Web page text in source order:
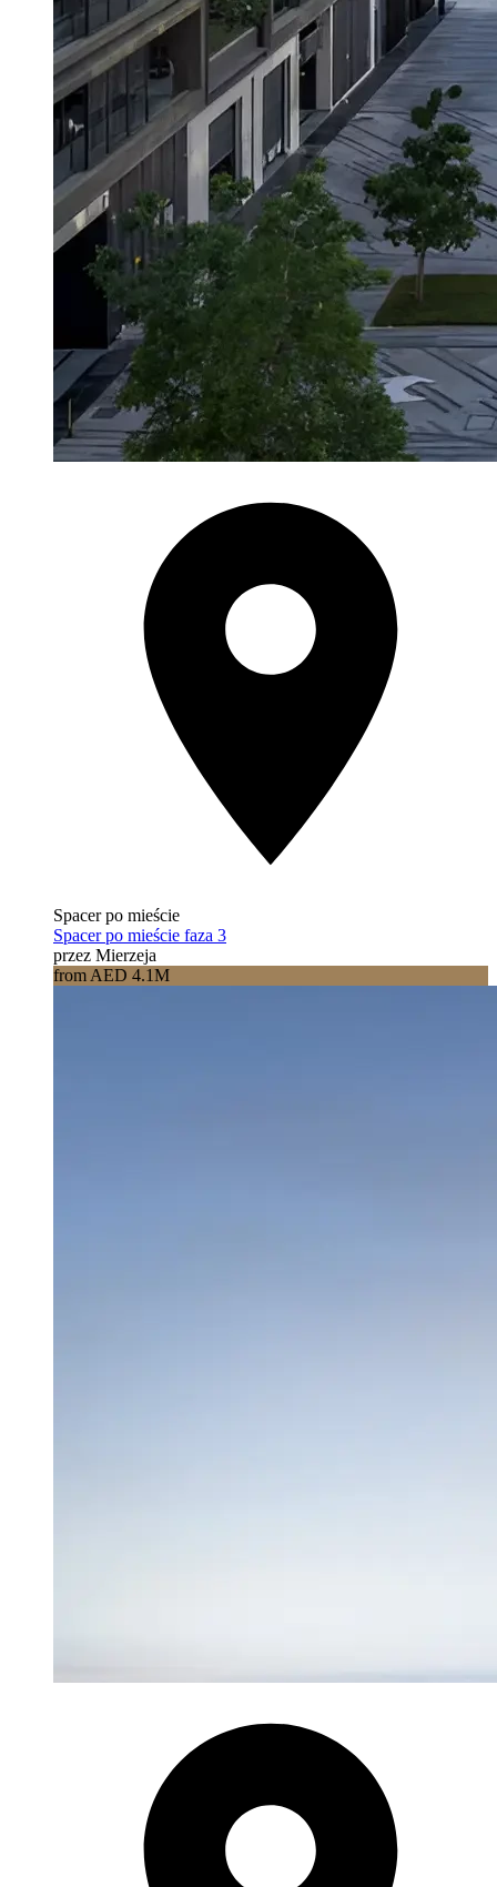
Spacer po mieście
Spacer po mieście faza 3
przez Mierzeja
from AED 4.1M